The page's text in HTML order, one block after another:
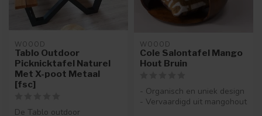
WOOOD
Tablo Outdoor
Picknicktafel Naturel
Met X-poot Metaal
[fsc]
De Tablo outdoor
WOOOD
Cole Salontafel Mango
Hout Bruin
- Organisch en uniek design
- Vervaardigd uit mangohout